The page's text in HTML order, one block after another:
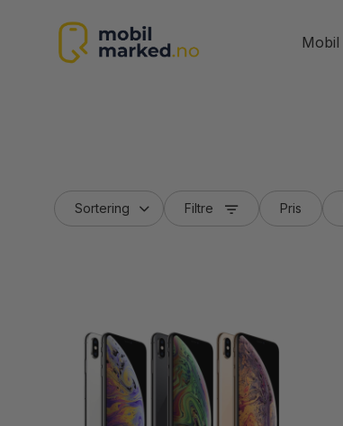
Mobil
Filtre Pris